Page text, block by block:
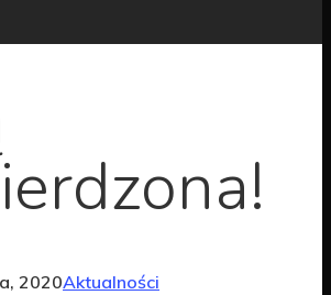
2020Aktualności